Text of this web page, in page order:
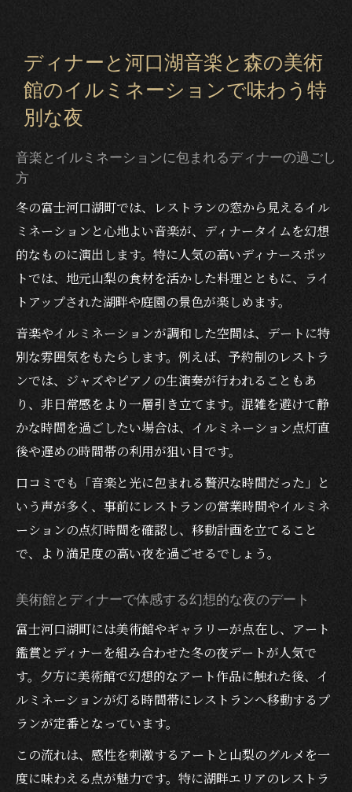
ディナーと河口湖音楽と森の美術
館のイルミネーションで味わう特
別な夜
音楽とイルミネーションに包まれるディナーの過ごし
方
冬の富士河口湖町では、レストランの窓から見えるイル
ミネーションと心地よい音楽が、ディナータイムを幻想
的なものに演出します。特に人気の高いディナースポッ
トでは、地元山梨の食材を活かした料理とともに、ライ
トアップされた湖畔や庭園の景色が楽しめます。
音楽やイルミネーションが調和した空間は、デートに特
別な雰囲気をもたらします。例えば、予約制のレストラ
ンでは、ジャズやピアノの生演奏が行われることもあ
り、非日常感をより一層引き立てます。混雑を避けて静
かな時間を過ごしたい場合は、イルミネーション点灯直
後や遅めの時間帯の利用が狙い目です。
口コミでも「音楽と光に包まれる贅沢な時間だった」と
いう声が多く、事前にレストランの営業時間やイルミネ
ーションの点灯時間を確認し、移動計画を立てること
で、より満足度の高い夜を過ごせるでしょう。
美術館とディナーで体感する幻想的な夜のデート
富士河口湖町には美術館やギャラリーが点在し、アート
鑑賞とディナーを組み合わせた冬の夜デートが人気で
す。夕方に美術館で幻想的なアート作品に触れた後、イ
ルミネーションが灯る時間帯にレストランへ移動するプ
ランが定番となっています。
この流れは、感性を刺激するアートと山梨のグルメを一
度に味わえる点が魅力です。特に湖畔エリアのレストラ